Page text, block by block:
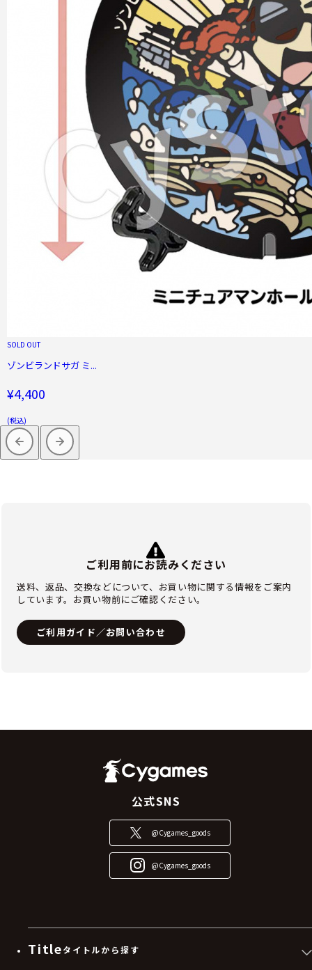
SOLD OUT
ゾンビランドサガ ミ...
¥4,400
(税込)
ご利用前にお読みください
送料、返品、交換などについて、お買い物に関する情報をご案内
しています。お買い物前にご確認ください。
ご利用ガイド／お問い合わせ
公式SNS
@Cygames_goods
@Cygames_goods
Titleタイトルから探す